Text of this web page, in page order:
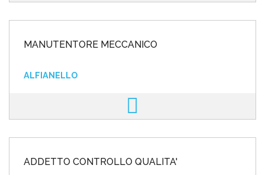
MANUTENTORE MECCANICO
ALFIANELLO
ADDETTO CONTROLLO QUALITA'